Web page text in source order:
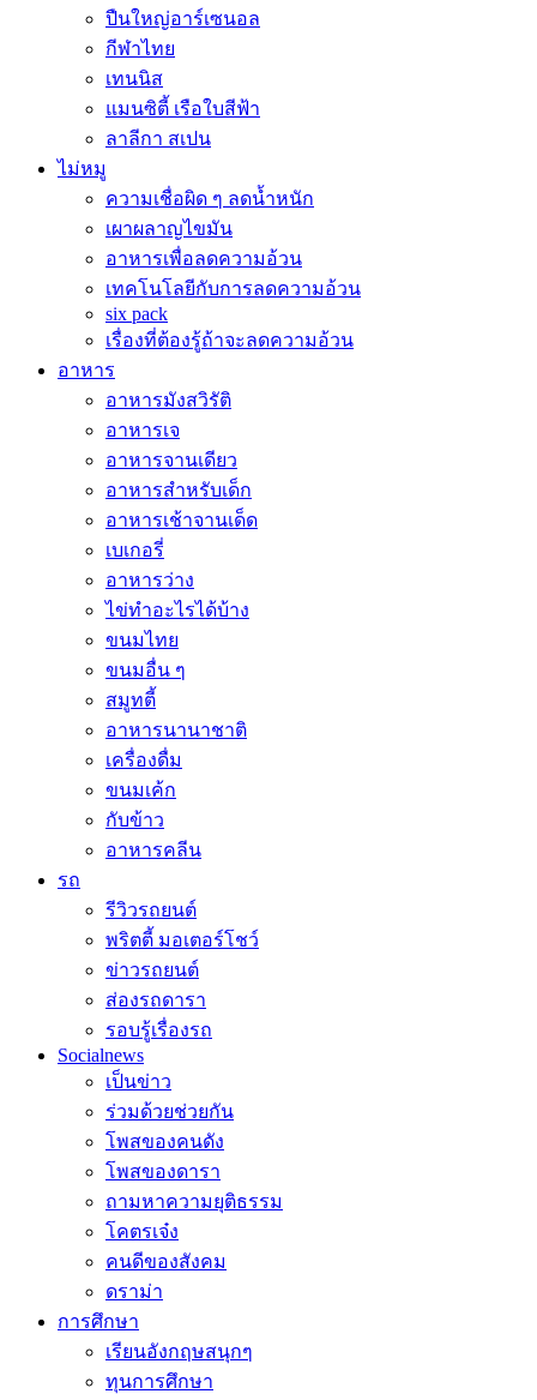
ปืนใหญ่อาร์เซนอล
กีฬาไทย
เทนนิส
แมนซิตี้ เรือใบสีฟ้า
ลาลีกา สเปน
ไม่หมู
ความเชื่อผิด ๆ ลดน้ำหนัก
เผาผลาญไขมัน
อาหารเพื่อลดความอ้วน
เทคโนโลยีกับการลดความอ้วน
six pack
เรื่องที่ต้องรู้ถ้าจะลดความอ้วน
อาหาร
อาหารมังสวิรัติ
อาหารเจ
อาหารจานเดียว
อาหารสำหรับเด็ก
อาหารเช้าจานเด็ด
เบเกอรี่
อาหารว่าง
ไข่ทำอะไรได้บ้าง
ขนมไทย
ขนมอื่น ๆ
สมูทตี้
อาหารนานาชาติ
เครื่องดื่ม
ขนมเค้ก
กับข้าว
อาหารคลีน
รถ
รีวิวรถยนต์
พริตตี้ มอเตอร์โชว์
ข่าวรถยนต์
ส่องรถดารา
รอบรู้เรื่องรถ
Socialnews
เป็นข่าว
ร่วมด้วยช่วยกัน
โพสของคนดัง
โพสของดารา
ถามหาความยุติธรรม
โคตรเจ๋ง
คนดีของสังคม
ดราม่า
การศึกษา
เรียนอังกฤษสนุกๆ
ทุนการศึกษา